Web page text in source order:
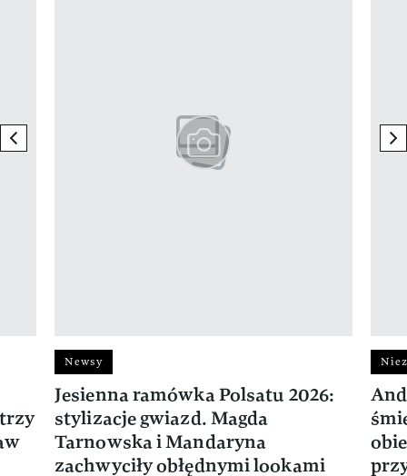
previous element
Newsy
Jesienna ramówka Polsatu 2026:
stylizacje gwiazd. Magda
Tarnowska i Mandaryna
zachwyciły obłędnymi lookami